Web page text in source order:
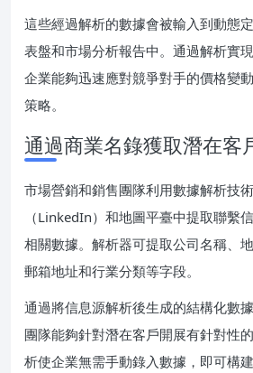
這些經過解析的數據會被輸入到動態
表盤和市場分析報告中。通過解析實
企業能夠迅速應對競爭對手的價格變
策略。
通過商業名錄獲取潛在客
市場營銷和銷售團隊利用數據解析技
（LinkedIn）和地圖平臺中提取聯繫
相關數據。解析器可提取公司名稱、
郵箱地址和行業分類等字段。
通過將信息源解析後生成的結構化數
團隊能夠針對潛在客戶開展有針對性
析使企業無需手動錄入數據，即可構